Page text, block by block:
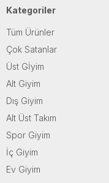
Kategoriler
Tüm Ürünler
Çok Satanlar
Üst Gİyim
Alt Giyim
Dış Giyim
Alt Üst Takım
Spor Giyim
İç Giyim
Ev Giyim